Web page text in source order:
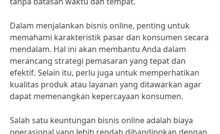
Dalam menjalankan bisnis online, penting untuk
memahami karakteristik pasar dan konsumen secara
mendalam. Hal ini akan membantu Anda dalam
merancang strategi pemasaran yang tepat dan
efektif. Selain itu, perlu juga untuk memperhatikan
kualitas produk atau layanan yang ditawarkan agar
dapat memenangkan kepercayaan konsumen.
Salah satu keuntungan bisnis online adalah biaya